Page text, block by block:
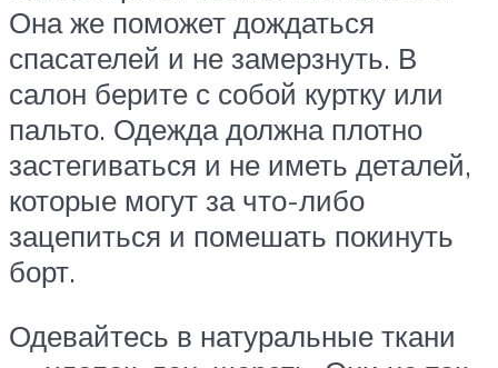
Она же поможет дождаться
спасателей и не замерзнуть. В
салон берите с собой куртку или
пальто. Одежда должна плотно
застегиваться и не иметь деталей,
которые могут за что-либо
зацепиться и помешать покинуть
борт.
Одевайтесь в натуральные ткани